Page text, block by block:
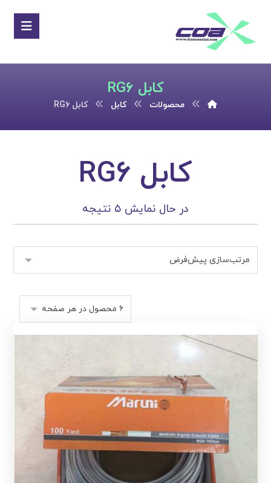
کابل RG۶
محصولات کابل کابل RG۶
کابل RG۶
در حال نمایش ۵ نتیجه